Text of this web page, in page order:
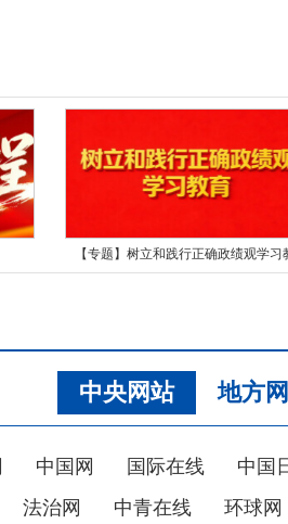
【专题】树立和践行正确政绩观学习
中央网站 地方
中国网 国际在线 中国
法治网 中青在线 环球网